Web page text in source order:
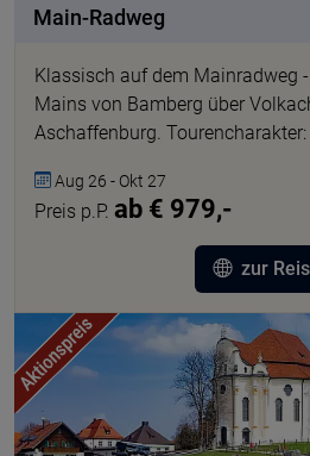
Main-Radweg
Klassisch auf dem Mainradweg
Mains von Bamberg über
Aschaffenburg.
Aug 26 - Okt 27
Preis p.P. ab € 979,-
zur